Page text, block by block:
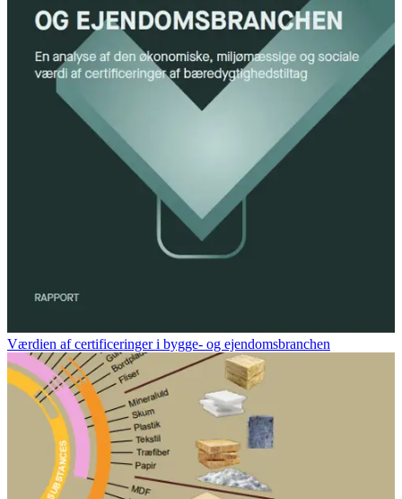
Værdien af certificeringer i bygge- og ejendomsbranchen